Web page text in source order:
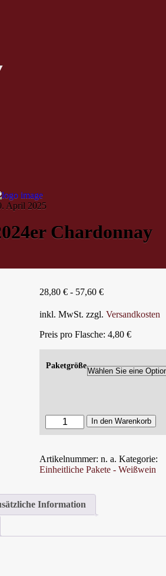
April 2025
Chardonnay
28,80 €- 57,60 €
inkl. MwSt. zzgl. Versandkosten
Preis pro Flasche: 4,80 €
Paketgröße
2024er
Chardonnay
In den Warenkorb
Artikelnummer: n. a. Kategorie:
Einheitliche Pakete - Weißwein
Information